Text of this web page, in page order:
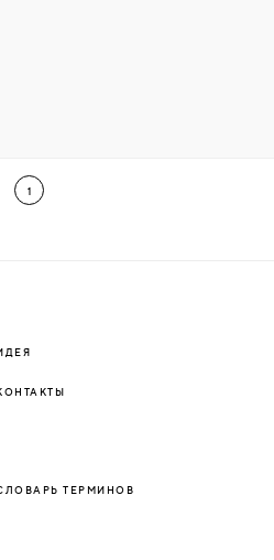
1
ТЕРМИНОВ